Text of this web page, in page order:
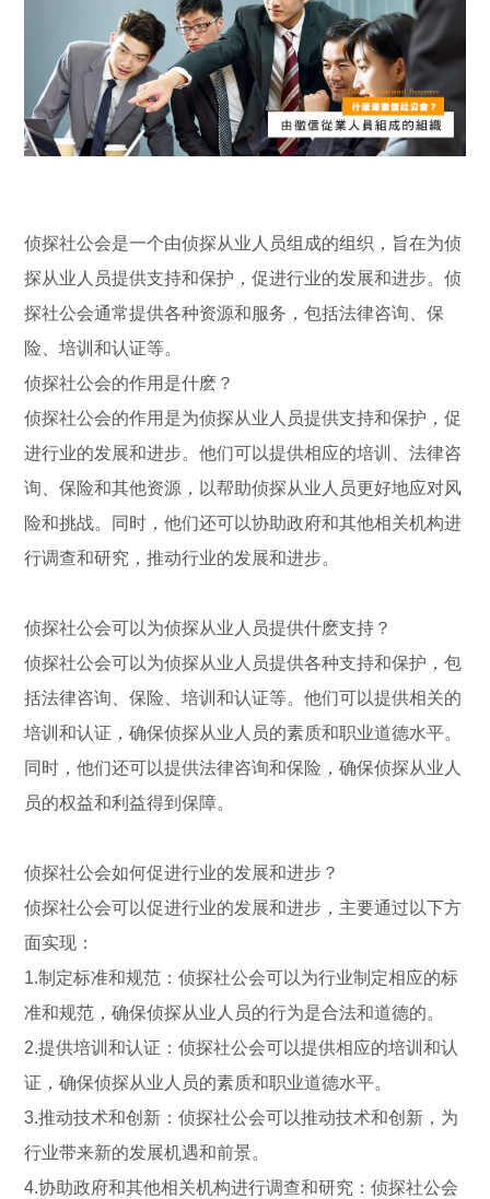
侦探社公会是一个由侦探从业人员组成的组织，旨在为侦
探从业人员提供支持和保护，促进行业的发展和进步。侦
探社公会通常提供各种资源和服务，包括法律咨询、保
险、培训和认证等。
侦探社公会的作用是什麽？
侦探社公会的作用是为侦探从业人员提供支持和保护，促
进行业的发展和进步。他们可以提供相应的培训、法律咨
询、保险和其他资源，以帮助侦探从业人员更好地应对风
险和挑战。同时，他们还可以协助政府和其他相关机构进
行调查和研究，推动行业的发展和进步。
侦探社公会可以为侦探从业人员提供什麽支持？
侦探社公会可以为侦探从业人员提供各种支持和保护，包
括法律咨询、保险、培训和认证等。他们可以提供相关的
培训和认证，确保侦探从业人员的素质和职业道德水平。
同时，他们还可以提供法律咨询和保险，确保侦探从业人
员的权益和利益得到保障。
侦探社公会如何促进行业的发展和进步？
侦探社公会可以促进行业的发展和进步，主要通过以下方
面实现：
1.制定标准和规范：侦探社公会可以为行业制定相应的标
准和规范，确保侦探从业人员的行为是合法和道德的。
2.提供培训和认证：侦探社公会可以提供相应的培训和认
证，确保侦探从业人员的素质和职业道德水平。
3.推动技术和创新：侦探社公会可以推动技术和创新，为
行业带来新的发展机遇和前景。
4.协助政府和其他相关机构进行调查和研究：侦探社公会